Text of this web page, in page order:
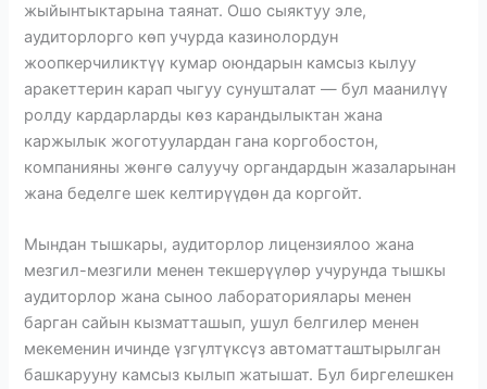
жыйынтыктарына таянат. Ошо сыяктуу эле,
аудиторлорго көп учурда казинолордун
жоопкерчиликтүү кумар оюндарын камсыз кылуу
аракеттерин карап чыгуу сунушталат — бул маанилүү
ролду кардарларды көз карандылыктан жана
каржылык жоготуулардан гана коргобостон,
компанияны жөнгө салуучу органдардын жазаларынан
жана беделге шек келтирүүдөн да коргойт.
Мындан тышкары, аудиторлор лицензиялоо жана
мезгил-мезгили менен текшерүүлөр учурунда тышкы
аудиторлор жана сыноо лабораториялары менен
барган сайын кызматташып, ушул белгилер менен
мекеменин ичинде үзгүлтүксүз автоматташтырылган
башкарууну камсыз кылып жатышат. Бул биргелешкен